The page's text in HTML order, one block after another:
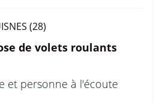
(28)
de volets roulants
et personne à l'écoute